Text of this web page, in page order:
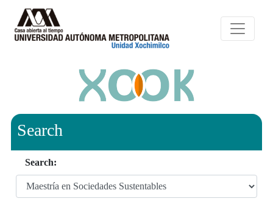
Search
Search: